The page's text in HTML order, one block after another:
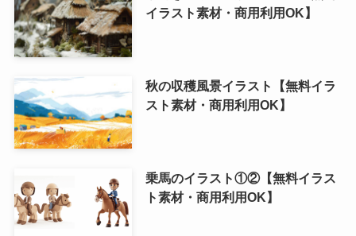
イラスト素材・商用利用OK】
秋の収穫風景イラスト【無料イラ
スト素材・商用利用OK】
乗馬のイラスト①②【無料イラス
ト素材・商用利用OK】